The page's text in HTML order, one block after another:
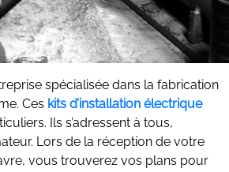
spécialisée dans la fabrication
Ces kits d’installation électrique
Ils s’adressent à tous,
Lors de la réception de votre
vous trouverez vos plans pour